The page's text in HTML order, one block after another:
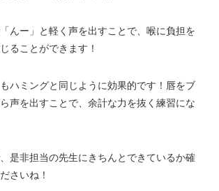
んー」と軽く声を出すことで、喉に負担を
ることができます！
もハミングと同じように効果的です！唇をブ
声を出すことで、余計な力を抜く練習にな
是非担当の先生にきちんとできているか確
さいね！